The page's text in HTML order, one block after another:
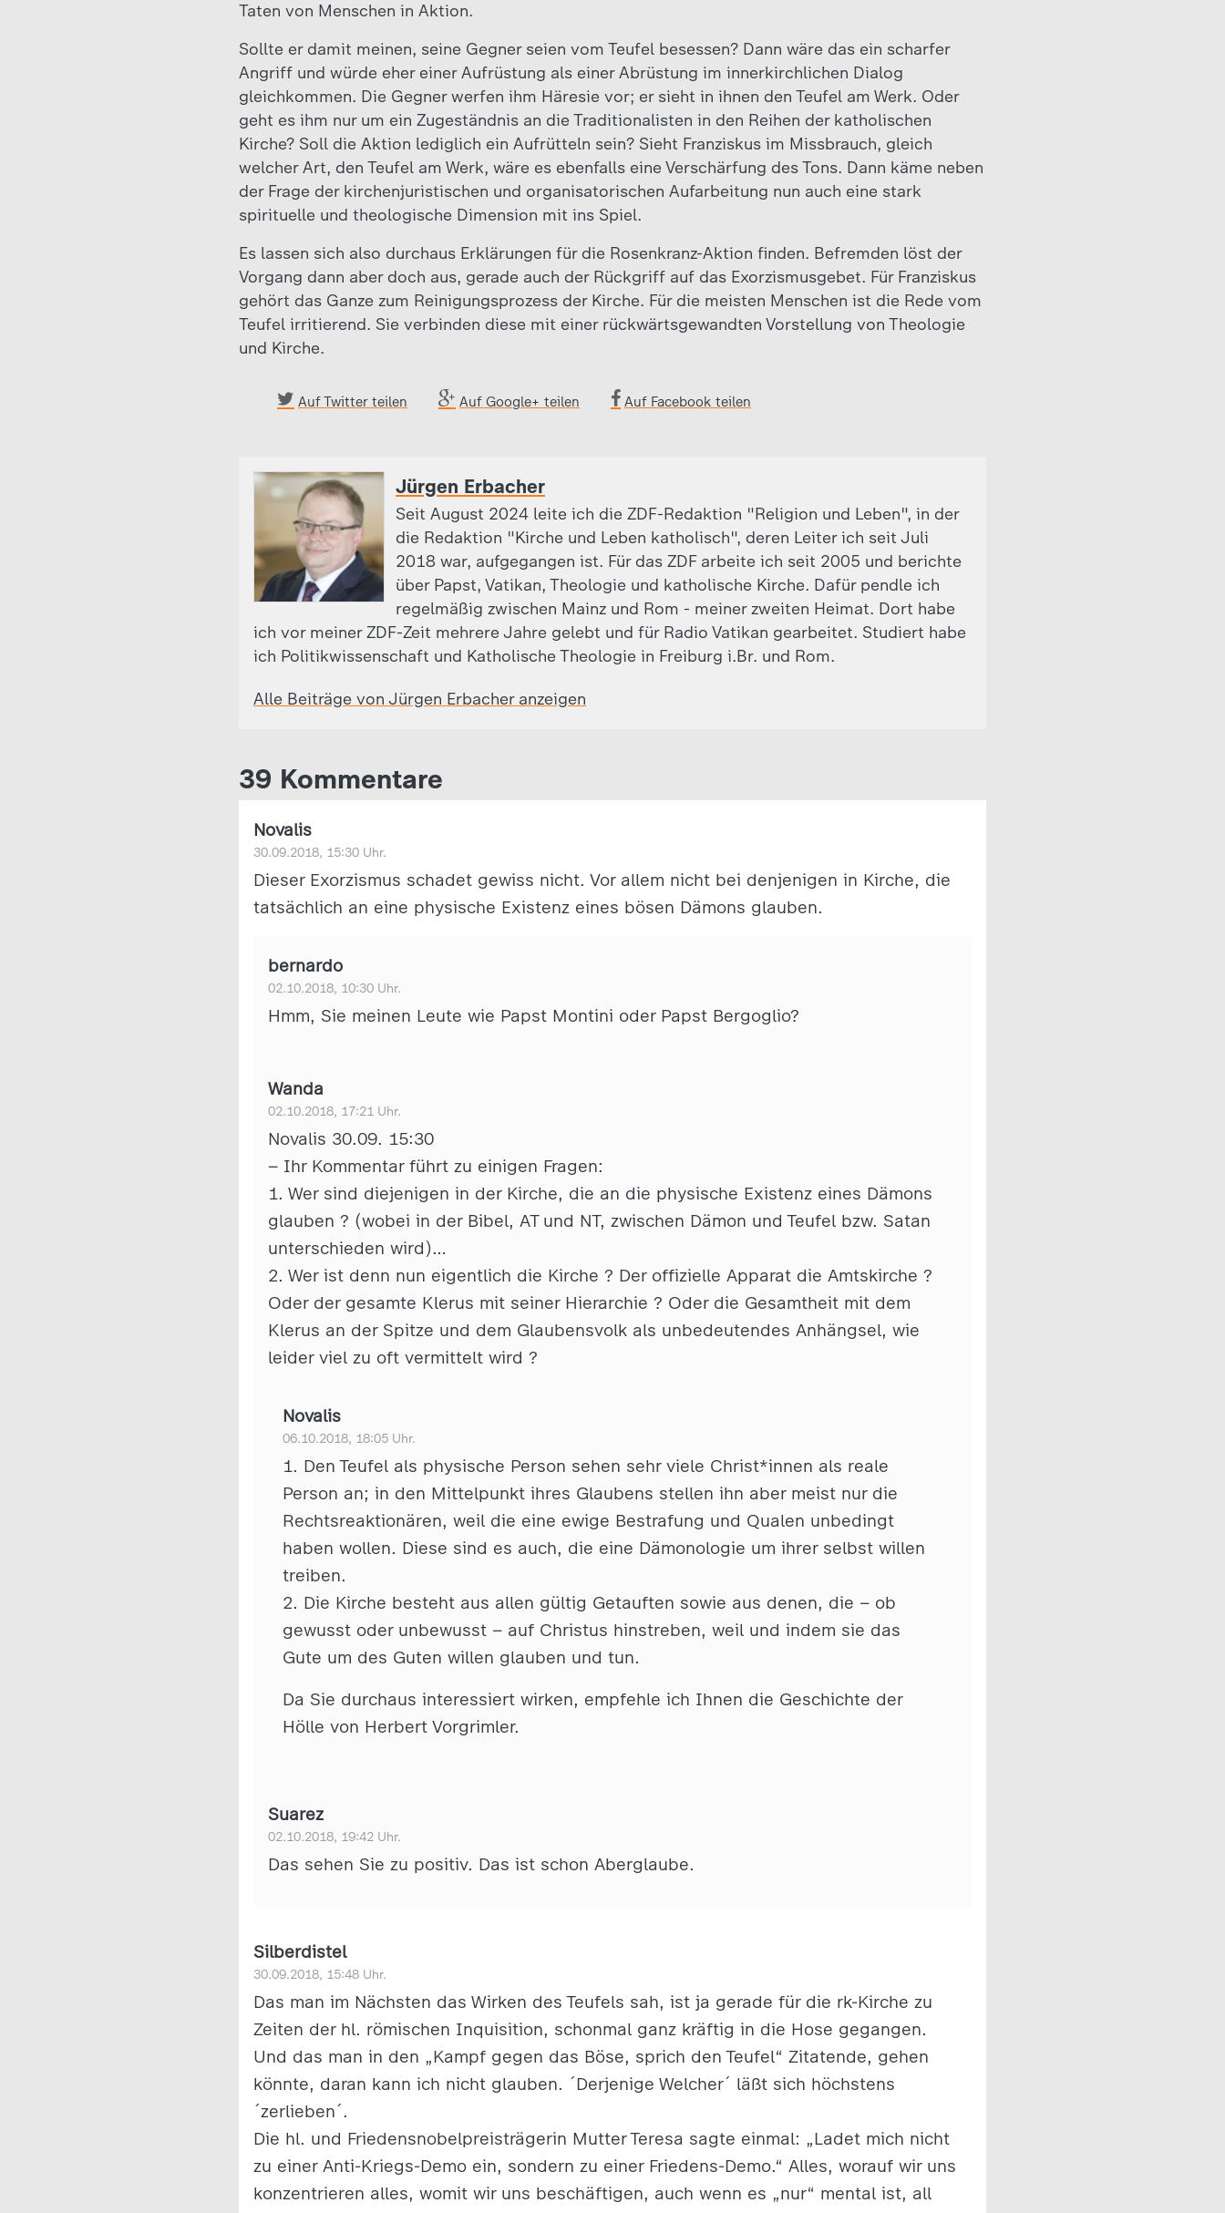
Taten von Menschen in Aktion.
Sollte er damit meinen, seine Gegner seien vom Teufel besessen? Dann wäre das ein scharfer
Angriff und würde eher einer Aufrüstung als einer Abrüstung im innerkirchlichen Dialog
gleichkommen. Die Gegner werfen ihm Häresie vor; er sieht in ihnen den Teufel am Werk. Oder
geht es ihm nur um ein Zugeständnis an die Traditionalisten in den Reihen der katholischen
Kirche? Soll die Aktion lediglich ein Aufrütteln sein? Sieht Franziskus im Missbrauch, gleich
welcher Art, den Teufel am Werk, wäre es ebenfalls eine Verschärfung des Tons. Dann käme neben
der Frage der kirchenjuristischen und organisatorischen Aufarbeitung nun auch eine stark
spirituelle und theologische Dimension mit ins Spiel.
Es lassen sich also durchaus Erklärungen für die Rosenkranz-Aktion finden. Befremden löst der
Vorgang dann aber doch aus, gerade auch der Rückgriff auf das Exorzismusgebet. Für Franziskus
gehört das Ganze zum Reinigungsprozess der Kirche. Für die meisten Menschen ist die Rede vom
Teufel irritierend. Sie verbinden diese mit einer rückwärtsgewandten Vorstellung von Theologie
und Kirche.
Auf Twitter teilen Auf Google+ teilen Auf Facebook teilen
Jürgen Erbacher
Seit August 2024 leite ich die ZDF-Redaktion "Religion und Leben", in der
die Redaktion "Kirche und Leben katholisch", deren Leiter ich seit Juli
2018 war, aufgegangen ist. Für das ZDF arbeite ich seit 2005 und berichte
über Papst, Vatikan, Theologie und katholische Kirche. Dafür pendle ich
regelmäßig zwischen Mainz und Rom - meiner zweiten Heimat. Dort habe
ich vor meiner ZDF-Zeit mehrere Jahre gelebt und für Radio Vatikan gearbeitet. Studiert habe
ich Politikwissenschaft und Katholische Theologie in Freiburg i.Br. und Rom.
Alle Beiträge von Jürgen Erbacher anzeigen
39 Kommentare
Novalis
30.09.2018, 15:30 Uhr.
Dieser Exorzismus schadet gewiss nicht. Vor allem nicht bei denjenigen in Kirche, die
tatsächlich an eine physische Existenz eines bösen Dämons glauben.
bernardo
02.10.2018, 10:30 Uhr.
Hmm, Sie meinen Leute wie Papst Montini oder Papst Bergoglio?
Wanda
02.10.2018, 17:21 Uhr.
Novalis 30.09. 15:30
– Ihr Kommentar führt zu einigen Fragen:
1. Wer sind diejenigen in der Kirche, die an die physische Existenz eines Dämons
glauben ? (wobei in der Bibel, AT und NT, zwischen Dämon und Teufel bzw. Satan
unterschieden wird)…
2. Wer ist denn nun eigentlich die Kirche ? Der offizielle Apparat die Amtskirche ?
Oder der gesamte Klerus mit seiner Hierarchie ? Oder die Gesamtheit mit dem
Klerus an der Spitze und dem Glaubensvolk als unbedeutendes Anhängsel, wie
leider viel zu oft vermittelt wird ?
Novalis
06.10.2018, 18:05 Uhr.
1. Den Teufel als physische Person sehen sehr viele Christ*innen als reale
Person an; in den Mittelpunkt ihres Glaubens stellen ihn aber meist nur die
Rechtsreaktionären, weil die eine ewige Bestrafung und Qualen unbedingt
haben wollen. Diese sind es auch, die eine Dämonologie um ihrer selbst willen
treiben.
2. Die Kirche besteht aus allen gültig Getauften sowie aus denen, die – ob
gewusst oder unbewusst – auf Christus hinstreben, weil und indem sie das
Gute um des Guten willen glauben und tun.
Da Sie durchaus interessiert wirken, empfehle ich Ihnen die Geschichte der
Hölle von Herbert Vorgrimler.
Suarez
02.10.2018, 19:42 Uhr.
Das sehen Sie zu positiv. Das ist schon Aberglaube.
Silberdistel
30.09.2018, 15:48 Uhr.
Das man im Nächsten das Wirken des Teufels sah, ist ja gerade für die rk-Kirche zu
Zeiten der hl. römischen Inquisition, schonmal ganz kräftig in die Hose gegangen.
Und das man in den „Kampf gegen das Böse, sprich den Teufel“ Zitatende, gehen
könnte, daran kann ich nicht glauben. ´Derjenige Welcher´ läßt sich höchstens
´zerlieben´.
Die hl. und Friedensnobelpreisträgerin Mutter Teresa sagte einmal: „Ladet mich nicht
zu einer Anti-Kriegs-Demo ein, sondern zu einer Friedens-Demo.“ Alles, worauf wir uns
konzentrieren alles, womit wir uns beschäftigen, auch wenn es „nur“ mental ist, all